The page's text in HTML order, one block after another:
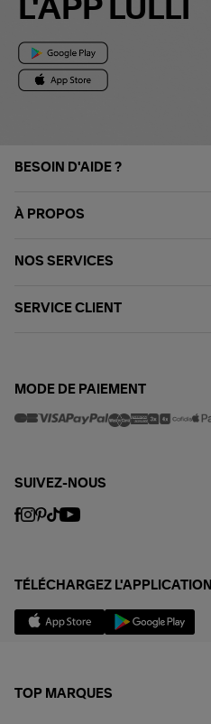
L'APP LULLI
BESOIN D'AIDE ?
À PROPOS
NOS SERVICES
SERVICE CLIENT
MODE DE PAIEMENT
SUIVEZ-NOUS
TÉLÉCHARGEZ L'APPLICATION
TOP MARQUES